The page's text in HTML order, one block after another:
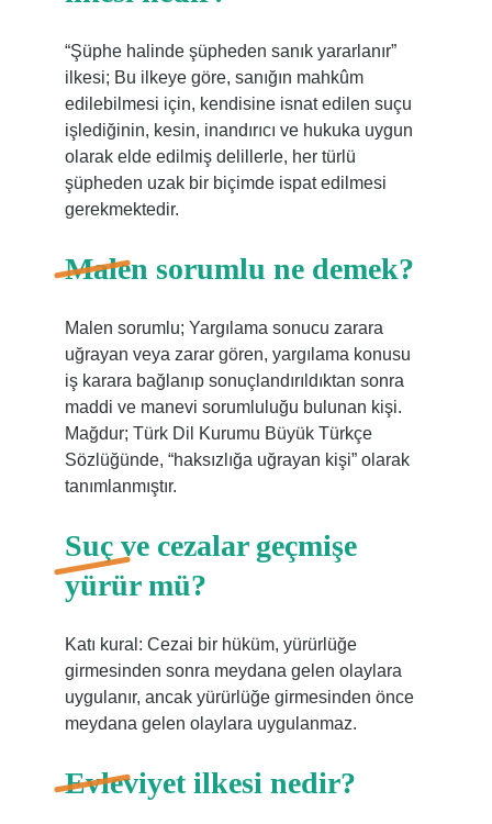
“Şüphe halinde şüpheden sanık yararlanır”
ilkesi; Bu ilkeye göre, sanığın mahkûm
edilebilmesi için, kendisine isnat edilen suçu
işlediğinin, kesin, inandırıcı ve hukuka uygun
olarak elde edilmiş delillerle, her türlü
şüpheden uzak bir biçimde ispat edilmesi
gerekmektedir.
Malen sorumlu ne demek?
Malen sorumlu; Yargılama sonucu zarara
uğrayan veya zarar gören, yargılama konusu
iş karara bağlanıp sonuçlandırıldıktan sonra
maddi ve manevi sorumluluğu bulunan kişi.
Mağdur; Türk Dil Kurumu Büyük Türkçe
Sözlüğünde, “haksızlığa uğrayan kişi” olarak
tanımlanmıştır.
Suç ve cezalar geçmişe
yürür mü?
Katı kural: Cezai bir hüküm, yürürlüğe
girmesinden sonra meydana gelen olaylara
uygulanır, ancak yürürlüğe girmesinden önce
meydana gelen olaylara uygulanmaz.
Evleviyet ilkesi nedir?